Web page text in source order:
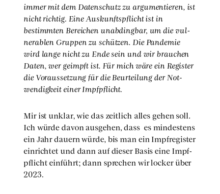
immer mit dem Daten­schutz zu argu­men­tie­ren, ist
nicht rich­tig. Eine Aus­kunfts­pflicht ist in
bestimm­ten Berei­chen unab­ding­bar, um die vul­
ner­ablen Grup­pen zu schüt­zen. Die Pan­de­mie
wird lan­ge nicht zu Ende sein und wir brau­chen
Daten, wer geimpft ist. Für mich wäre ein Regis­ter
die Vor­aus­set­zung für die Beur­tei­lung der Not­
wen­dig­keit einer Impf­pflicht.
Mir ist unklar, wie das zeit­lich alles gehen soll.
Ich wür­de davon aus­ge­hen, dass es min­des­tens
ein Jahr dau­ern wür­de, bis man ein Impf­re­gis­ter
ein­rich­tet und dann auf die­ser Basis eine Impf­
pflicht ein­führt; dann spre­chen wir locker über
2023.